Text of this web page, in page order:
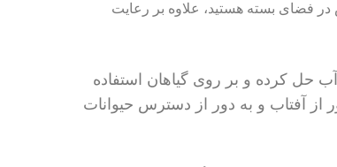
در فضای بسته هستید، علاوه بر رعایت
حل کرده و بر روی گیاهان استفاده
به دور از آفتاب و به دور از دسترس حیوانات